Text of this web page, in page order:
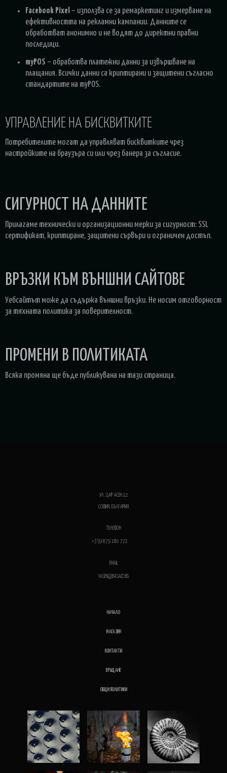
Facebook Pixel – използва се за ремаркетинг и измерване на
ефективността на рекламни кампании. Данните се
обработват анонимно и не водят до директни правни
последици.
myPOS – обработва платежни данни за извършване на
плащания. Всички данни са криптирани и защитени съгласно
стандартите на myPOS.
УПРАВЛЕНИЕ НА БИСКВИТКИТЕ
Потребителите могат да управляват бисквитките чрез
настройките на браузъра си или чрез банера за съгласие.
СИГУРНОСТ НА ДАННИТЕ
Прилагаме технически и организационни мерки за сигурност: SSL
сертификат, криптиране, защитени сървъри и ограничен достъп.
ВРЪЗКИ КЪМ ВЪНШНИ САЙТОВЕ
Уебсайтът може да съдържа външни връзки. Не носим отговорност
за тяхната политика за поверителност.
ПРОМЕНИ В ПОЛИТИКАТА
Всяка промяна ще бъде публикувана на тази страница.
УЛ. ЦАР АСЕН 22
СОФИЯ, БЪЛГАРИЯ
ТЕЛЕФОН
+359 879 180 772
EMAIL
YASEN@BASALT.BG
НАЧАЛО
МАГАЗИН
КОНТАКТИ
ВРЪЩАНЕ
ОБЩИ ПОЛИТИКИ